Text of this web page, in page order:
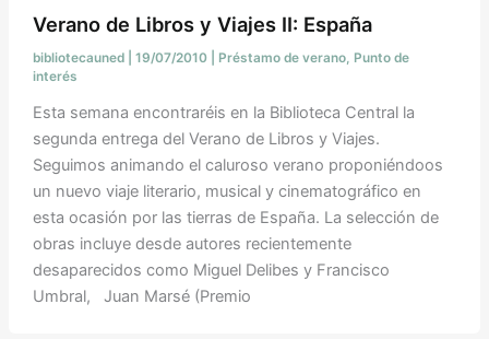
Verano de Libros y Viajes II: España
bibliotecauned 19/07/2010 Préstamo de verano, Punto de
interés
Esta semana encontraréis en la Biblioteca Central la
segunda entrega del Verano de Libros y Viajes.
Seguimos animando el caluroso verano proponiéndoos
un nuevo viaje literario, musical y cinematográfico en
esta ocasión por las tierras de España. La selección de
obras incluye desde autores recientemente
desaparecidos como Miguel Delibes y Francisco
Umbral, Juan Marsé (Premio